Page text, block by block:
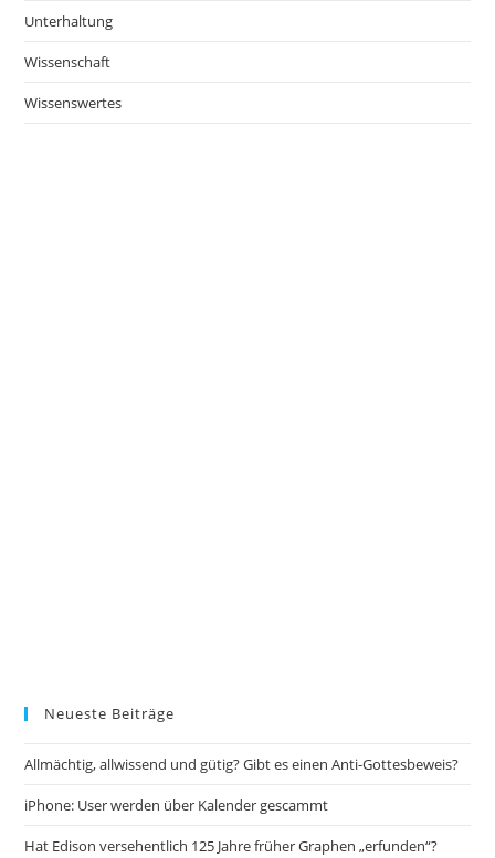
Unterhaltung
Wissenschaft
Wissenswertes
Neueste Beiträge
Allmächtig, allwissend und gütig? Gibt es einen Anti-Gottesbeweis?
iPhone: User werden über Kalender gescammt
Hat Edison versehentlich 125 Jahre früher Graphen „erfunden“?